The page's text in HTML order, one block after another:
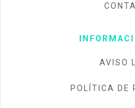
AVISO
POLÍTICA DE